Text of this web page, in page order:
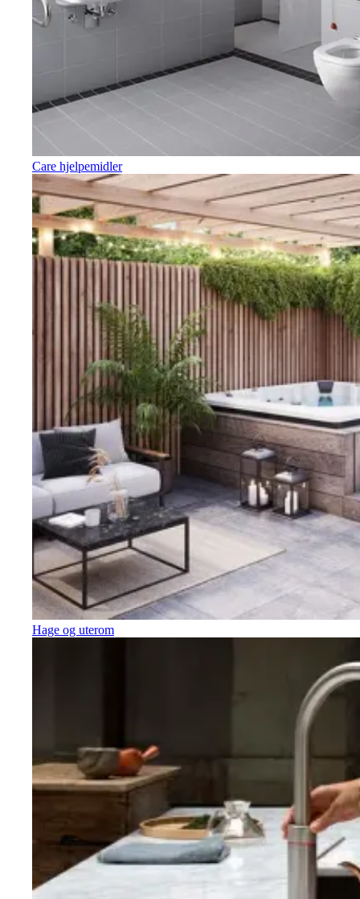
Care hjelpemidler
Hage og uterom